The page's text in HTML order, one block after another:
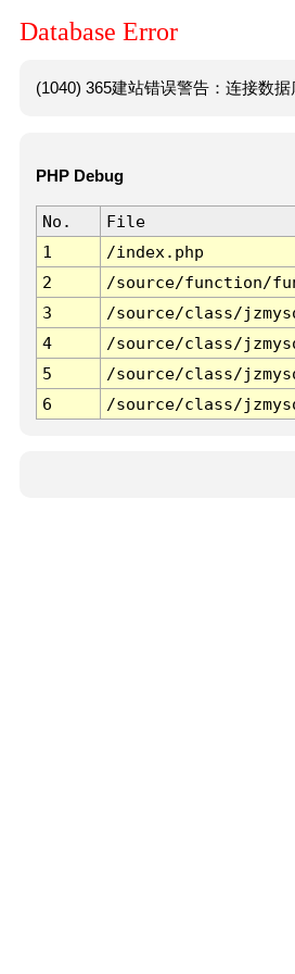
Database Error
(1040) 365建站错误警告：连接数
PHP Debug
No. File
1
/index.php
2
/source/function/
3
/source/class/
4
/source/class/
5
/source/class/
6
/source/class/